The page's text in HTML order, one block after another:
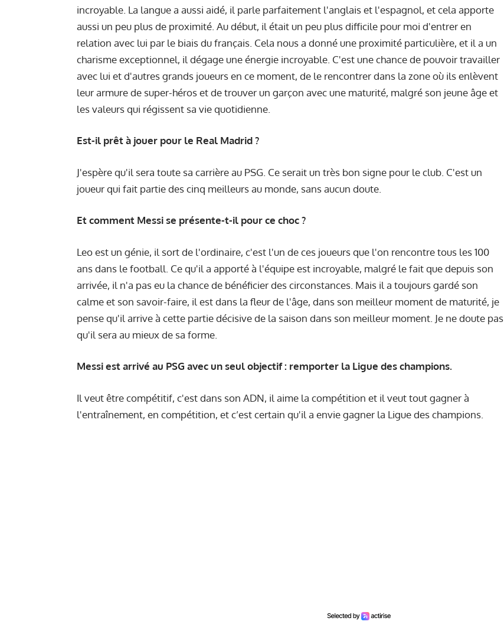
incroyable. La langue a aussi aidé, il parle parfaitement l'anglais et l'espagnol, et cela apporte
aussi un peu plus de proximité. Au début, il était un peu plus difficile pour moi d'entrer en
relation avec lui par le biais du français. Cela nous a donné une proximité particulière, et il a un
charisme exceptionnel, il dégage une énergie incroyable. C'est une chance de pouvoir travailler
avec lui et d'autres grands joueurs en ce moment, de le rencontrer dans la zone où ils enlèvent
leur armure de super-héros et de trouver un garçon avec une maturité, malgré son jeune âge et
les valeurs qui régissent sa vie quotidienne.
Est-il prêt à jouer pour le Real Madrid ?
J'espère qu'il sera toute sa carrière au PSG. Ce serait un très bon signe pour le club. C'est un
joueur qui fait partie des cinq meilleurs au monde, sans aucun doute.
Et comment Messi se présente-t-il pour ce choc ?
Leo est un génie, il sort de l'ordinaire, c'est l'un de ces joueurs que l'on rencontre tous les 100
ans dans le football. Ce qu'il a apporté à l'équipe est incroyable, malgré le fait que depuis son
arrivée, il n'a pas eu la chance de bénéficier des circonstances. Mais il a toujours gardé son
calme et son savoir-faire, il est dans la fleur de l'âge, dans son meilleur moment de maturité, je
pense qu'il arrive à cette partie décisive de la saison dans son meilleur moment. Je ne doute pas
qu'il sera au mieux de sa forme.
Messi est arrivé au PSG avec un seul objectif : remporter la Ligue des champions.
Il veut être compétitif, c'est dans son ADN, il aime la compétition et il veut tout gagner à
l'entraînement, en compétition, et c’est certain qu'il a envie gagner la Ligue des champions.